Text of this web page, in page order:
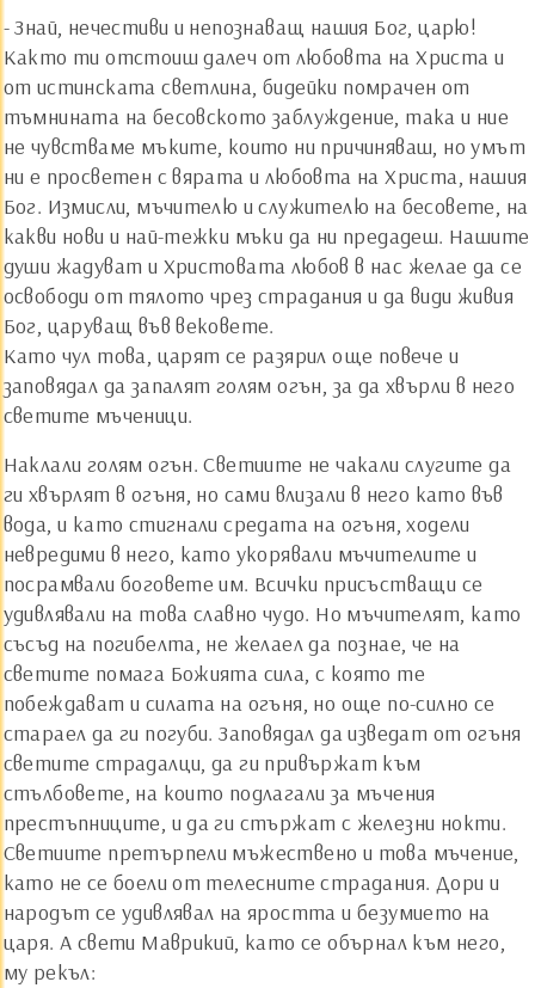
- Знай, нечестиви и непознаващ нашия Бог, царю!
Както ти отстоиш далеч от любовта на Христа и
от истинската светлина, бидейки помрачен от
тъмнината на бесовското заблуждение, така и ние
не чувстваме мъките, които ни причиняваш, но умът
ни е просветен с вярата и любовта на Христа, нашия
Бог. Измисли, мъчителю и служителю на бесовете, на
какви нови и най-тежки мъки да ни предадеш. Нашите
души жадуват и Христовата любов в нас желае да се
освободи от тялото чрез страдания и да види живия
Бог, царуващ във вековете.
Като чул това, царят се разярил още повече и
заповядал да запалят голям огън, за да хвърли в него
светите мъченици.
Наклали голям огън. Светиите не чакали слугите да
ги хвърлят в огъня, но сами влизали в него като във
вода, и като стигнали средата на огъня, ходели
невредими в него, като укорявали мъчителите и
посрамвали боговете им. Всички присъстващи се
удивлявали на това славно чудо. Но мъчителят, като
съсъд на погибелта, не желаел да познае, че на
светите помага Божията сила, с която те
побеждават и силата на огъня, но още по-силно се
стараел да ги погуби. Заповядал да изведат от огъня
светите страдалци, да ги привържат към
стълбовете, на които подлагали за мъчения
престъпниците, и да ги стържат с железни нокти.
Светиите претърпели мъжествено и това мъчение,
като не се боели от телесните страдания. Дори и
народът се удивлявал на яростта и безумието на
царя. А свети Маврикий, като се обърнал към него,
му рекъл: